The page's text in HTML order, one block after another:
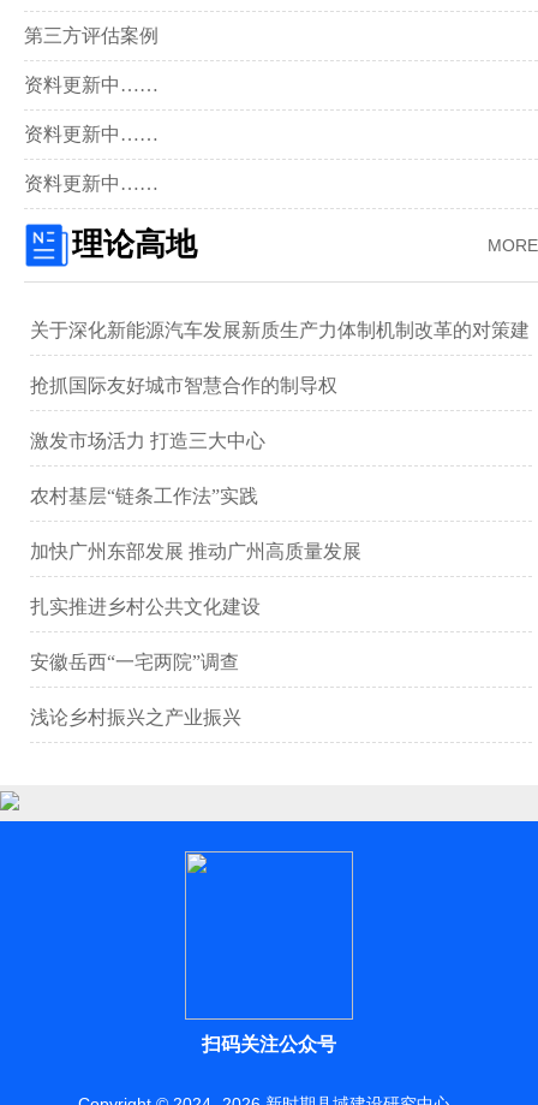
第三方评估案例
资料更新中……
资料更新中……
资料更新中……
MORE
理论高地
关于深化新能源汽车发展新质生产力体制机制改革的对策建
议 ——以广汽集团为例
抢抓国际友好城市智慧合作的制导权
激发市场活力 打造三大中心
农村基层“链条工作法”实践
加快广州东部发展 推动广州高质量发展
扎实推进乡村公共文化建设
安徽岳西“一宅两院”调查
浅论乡村振兴之产业振兴
扫码关注公众号